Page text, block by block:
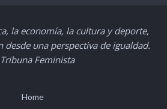
la economía, la cultura y deporte,
desde una perspectiva de igualdad.
Feminista
Home